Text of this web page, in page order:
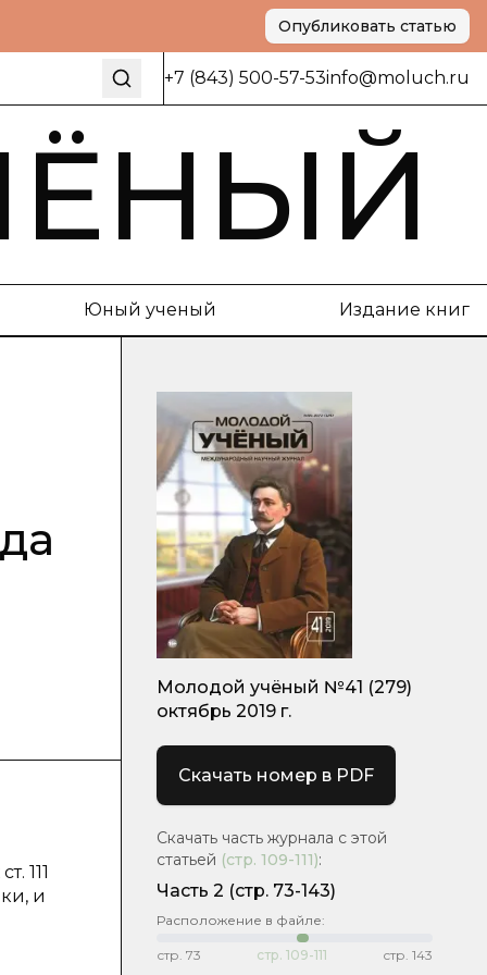
Опубликовать статью
+7 (843) 500-57-53info@moluch.ru
Юный ученый Издание книг
111
и
Молодой учёный №41 (279)
октябрь 2019 г.
Скачать номер в PDF
Скачать часть журнала с этой
статьей (стр. 109-111):
Часть 2 (стр. 73-143)
Расположение в файле:
стр. 73 стр. 109-111 стр. 143